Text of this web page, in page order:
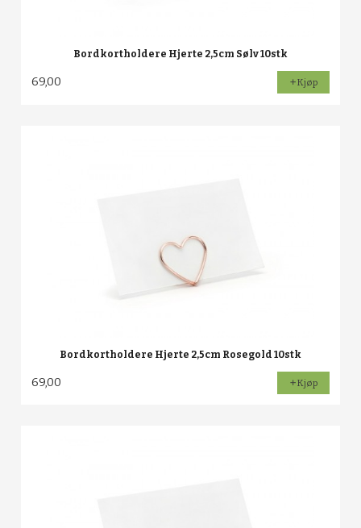
Bordkortholdere Hjerte 2,5cm Sølv 10stk
69,00 Kjøp
Bordkortholdere Hjerte 2,5cm Rosegold 10stk
69,00 Kjøp